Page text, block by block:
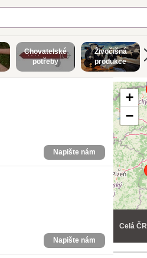
Chovatelské
potřeby
Živočišná
produkce
Napište nám
Napište nám
+
−
Celá ČR